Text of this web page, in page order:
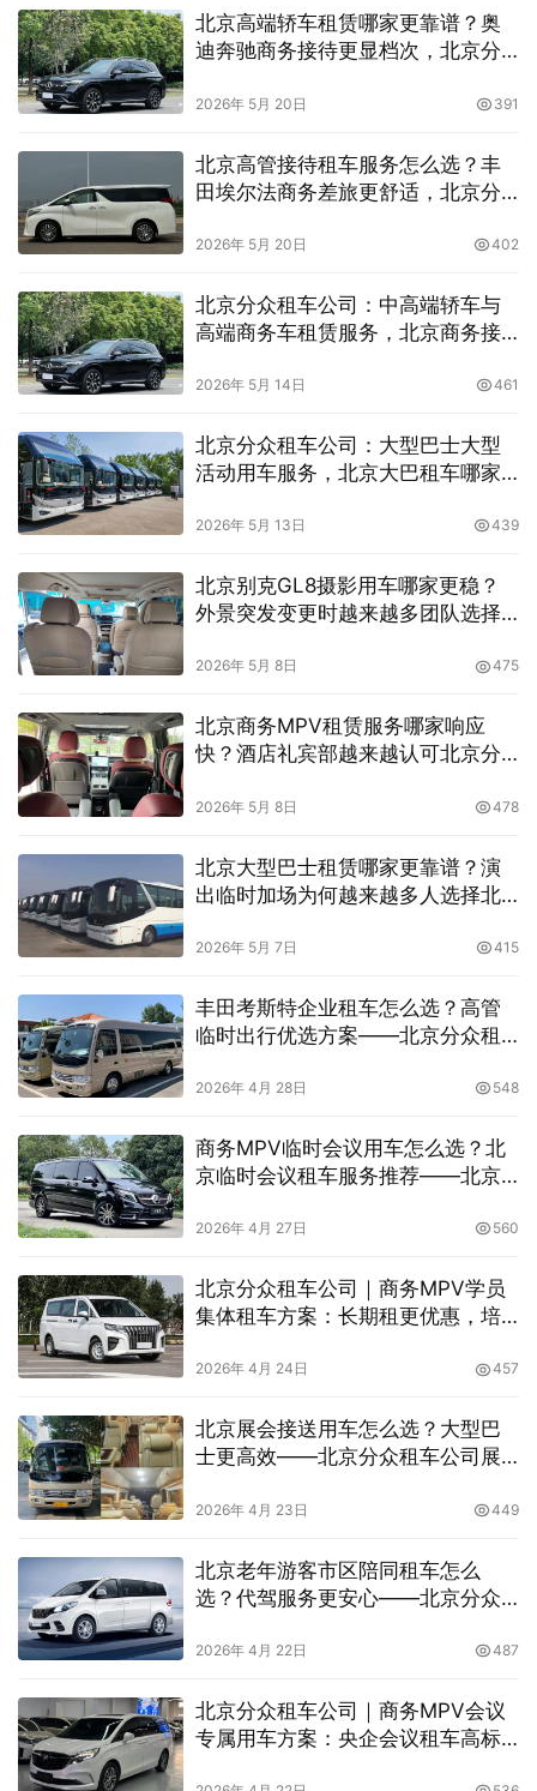
北京高端轿车租赁哪家更靠谱？奥
迪奔驰商务接待更显档次，北京分
行
2026年 5月 20日 391
北京高管接待租车服务怎么选？丰
田埃尔法商务差旅更舒适，北京分
案
2026年 5月 20日 402
北京分众租车公司：中高端轿车与
高端商务车租赁服务，北京商务接
2026年 5月 14日 461
北京分众租车公司：大型巴士大型
活动用车服务，北京大巴租车哪家
2026年 5月 13日 439
北京别克GL8摄影用车哪家更稳？
外景突发变更时越来越多团队选择
2026年 5月 8日 475
北京商务MPV租赁服务哪家响应
快？酒店礼宾部越来越认可北京分
2026年 5月 8日 478
北京大型巴士租赁哪家更靠谱？演
出临时加场为何越来越多人选择北
2026年 5月 7日 415
丰田考斯特企业租车怎么选？高管
临时出行优选方案——北京分众租
2026年 4月 28日 548
商务MPV临时会议用车怎么选？北
京临时会议租车服务推荐——北京
2026年 4月 27日 560
北京分众租车公司｜商务MPV学员
集体租车方案：长期租更优惠，培
2026年 4月 24日 457
北京展会接送用车怎么选？大型巴
士更高效——北京分众租车公司展
2026年 4月 23日 449
北京老年游客市区陪同租车怎么
选？代驾服务更安心——北京分众
2026年 4月 22日 487
北京分众租车公司｜商务MPV会议
专属用车方案：央企会议租车高标